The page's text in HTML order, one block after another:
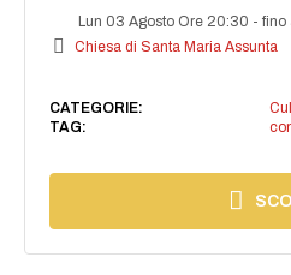
Lun 03 Agosto Ore 20:30 -fino
Chiesa di Santa Maria Assunta
CATEGORIE:
TAG: